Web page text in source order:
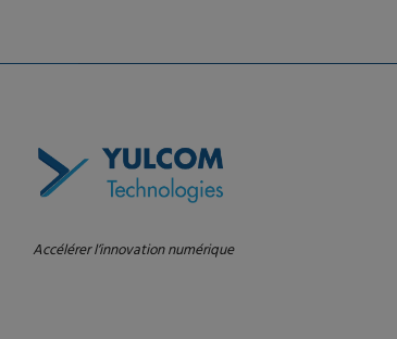
Accélérer l’innovation numérique